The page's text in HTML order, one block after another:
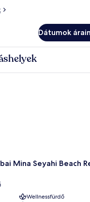
Dátumok
Mina Seyahi Beach
Wellnessfürdő
Mina Seyahi Beach